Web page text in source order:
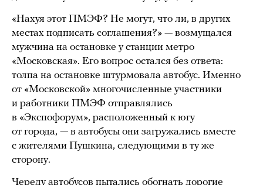
«Нахуя этот ПМЭФ? Не могут, что ли, в других
местах подписать соглашения?» — возмущался
мужчина на остановке у станции метро
«Московская». Его вопрос остался без ответа:
толпа на остановке штурмовала автобус. Именно
от «Московской» многочисленные участники
и работники ПМЭФ отправлялись
в «Экспофорум», расположенный к югу
от города, — в автобусы они загружались вместе
с жителями Пушкина, следующими в ту же
сторону.
Череду автобусов пытались обогнать дорогие